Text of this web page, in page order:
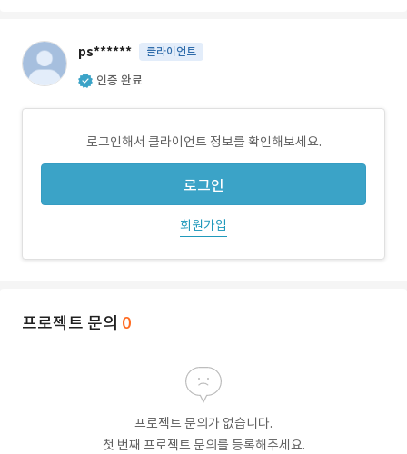
ps****** 클라이언트
인증 완료
로그인해서 클라이언트 정보를 확인해보세요.
로그인
회원가입
프로젝트 문의 0
프로젝트 문의가 없습니다.
첫 번째 프로젝트 문의를 등록해주세요.